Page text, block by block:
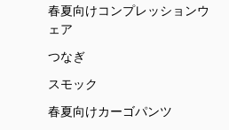
春夏向けコンプレッションウ
ェア
つなぎ
スモック
春夏向けカーゴパンツ